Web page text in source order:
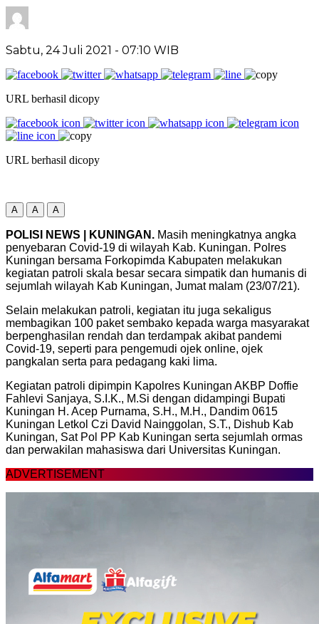
Sabtu, 24 Juli 2021 - 07:10 WIB
URL berhasil dicopy
URL berhasil dicopy
A A A
POLISI NEWS | KUNINGAN. Masih meningkatnya angka
penyebaran Covid-19 di wilayah Kab. Kuningan. Polres
Kuningan bersama Forkopimda Kabupaten melakukan
kegiatan patroli skala besar secara simpatik dan humanis di
sejumlah wilayah Kab Kuningan, Jumat malam (23/07/21).
Selain melakukan patroli, kegiatan itu juga sekaligus
membagikan 100 paket sembako kepada warga masyarakat
berpenghasilan rendah dan terdampak akibat pandemi
Covid-19, seperti para pengemudi ojek online, ojek
pangkalan serta para pedagang kaki lima.
Kegiatan patroli dipimpin Kapolres Kuningan AKBP Doffie
Fahlevi Sanjaya, S.I.K., M.Si dengan didampingi Bupati
Kuningan H. Acep Purnama, S.H., M.H., Dandim 0615
Kuningan Letkol Czi David Nainggolan, S.T., Dishub Kab
Kuningan, Sat Pol PP Kab Kuningan serta sejumlah ormas
dan perwakilan mahasiswa dari Universitas Kuningan.
ADVERTISEMENT